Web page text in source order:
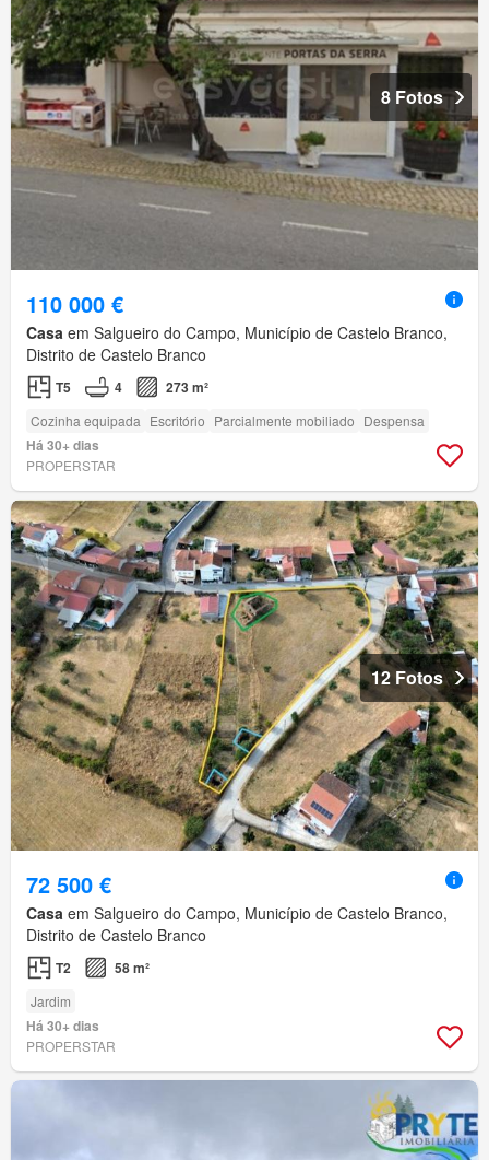
8 Fotos
110 000 €
Casa em Salgueiro do Campo, Município de Castelo Branco,
Distrito de Castelo Branco
T5 4 273 m²
Cozinha equipada Escritório Parcialmente mobiliado Despensa
Há 30+ dias
PROPERSTAR
12 Fotos
72 500 €
Casa em Salgueiro do Campo, Município de Castelo Branco,
Distrito de Castelo Branco
T2 58 m²
Jardim
Há 30+ dias
PROPERSTAR